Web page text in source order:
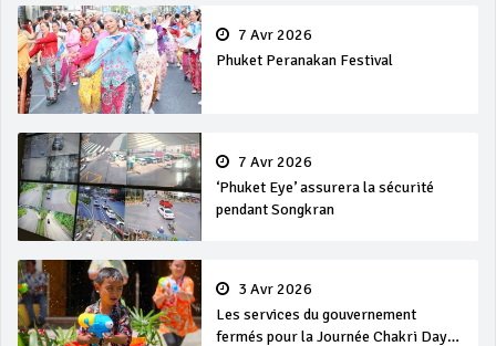
7 Avr 2026
Phuket Peranakan Festival
7 Avr 2026
‘Phuket Eye’ assurera la sécurité
pendant Songkran
3 Avr 2026
Les services du gouvernement
fermés pour la Journée Chakri Day